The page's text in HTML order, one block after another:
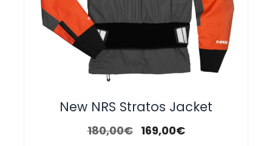
New NRS Stratos Jacket
180,00€ 169,00€